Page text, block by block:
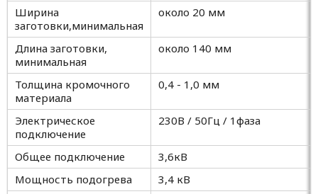
Ширина
заготовки,минимальная
около 20 мм
Длина заготовки,
минимальная
около 140 мм
Толщина кромочного
материала
0,4 - 1,0 мм
Электрическое
подключение
230В / 50Гц / 1фаза
Общее подключение
3,6кВ
Мощность подогрева
3,4 кВ